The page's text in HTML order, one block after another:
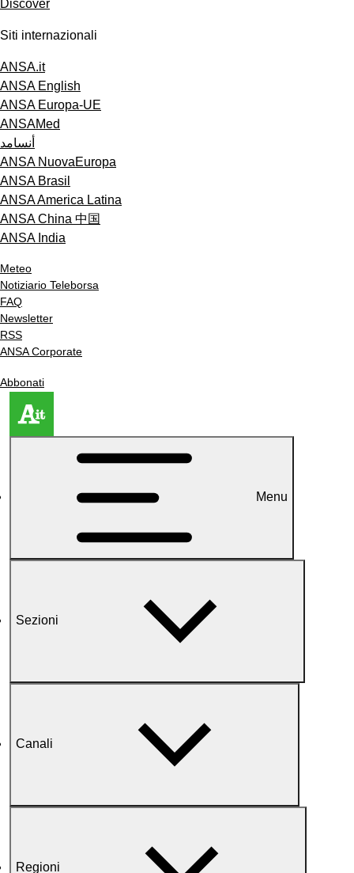
Discover
Siti internazionali
ANSA.it
ANSA English
ANSA Europa-UE
ANSAMed
أنسامد
ANSA NuovaEuropa
ANSA Brasil
ANSA America Latina
ANSA China 中国
ANSA India
Meteo
Notiziario Teleborsa
FAQ
Newsletter
RSS
ANSA Corporate
Abbonati
Menu
Sezioni
Canali
Regioni